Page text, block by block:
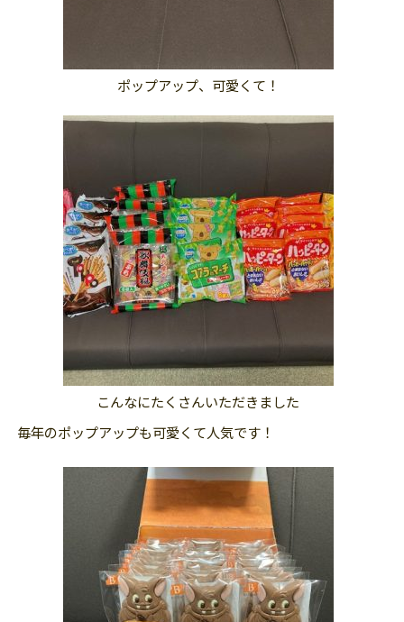
ポップアップ、可愛くて！
こんなにたくさんいただきました
毎年のポップアップも可愛くて人気です！